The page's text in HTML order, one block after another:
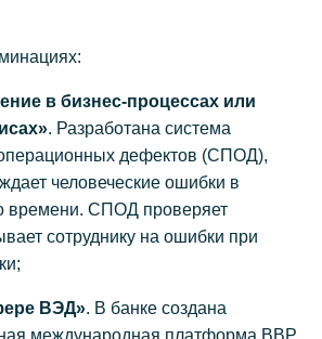
в бизнес-процессах или
. Разработана система
дефектов (СПОД),
человеческие ошибки в
времени. СПОД проверяет
сотруднику на ошибки при
ВЭД». В банке создана
международная платформа BBP